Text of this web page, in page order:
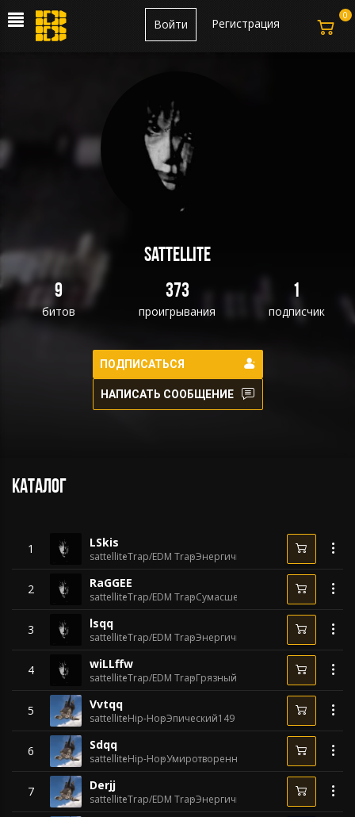
Регистрация
Войти
sattellite
9
битов
373
проигрывания
1
подписчик
ПОДПИСАТЬСЯ
НАПИСАТЬ СООБЩЕНИЕ
Каталог
1 LSkis
sattelliteTrap/EDM TrapЭнергичный
2 RaGGEE
sattelliteTrap/EDM TrapСумасшедший 152 BPM
3 lsqq
sattelliteTrap/EDM TrapЭнергичный
4 wiLLffw
sattelliteTrap/EDM TrapГрязный
5 Vvtqq
sattelliteHip-HopЭпический149 BPM
6 Sdqq
sattelliteHip-HopУмиротворенный
7 Derjj
sattelliteTrap/EDM TrapЭнергичный
0